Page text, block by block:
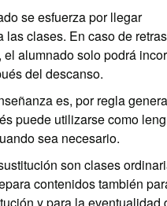
se esfuerza por llegar
las clases. En caso de
el alumnado solo podrá
del descanso.
es, por regla
puede utilizarse como
sea necesario.
son clases
contenidos también
y para la eventualidad